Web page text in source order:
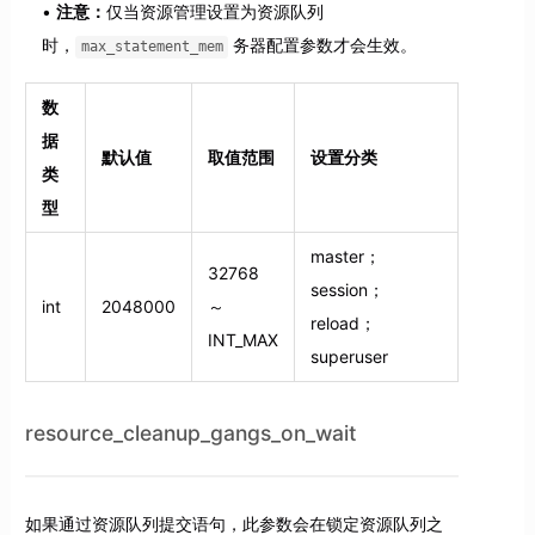
注意： 仅当资源管理设置为资源队列
时，
max_statement_mem 务器配置参数才会生效。
数
据
类
型
默认值 取值范围 设置分类
int 2048000
32768
～
INT_MAX
master；
session；
reload；
superuser
resource_cleanup_gangs_on_wait
如果通过资源队列提交语句，此参数会在锁定资源队列之